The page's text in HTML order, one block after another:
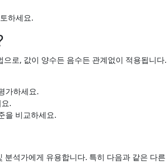
하세요.
로, 값이 양수든 음수든 관계없이 적용됩니다.
가하세요.
.
을 비교하세요.
석가에게 유용합니다. 특히 다음과 같은 다른